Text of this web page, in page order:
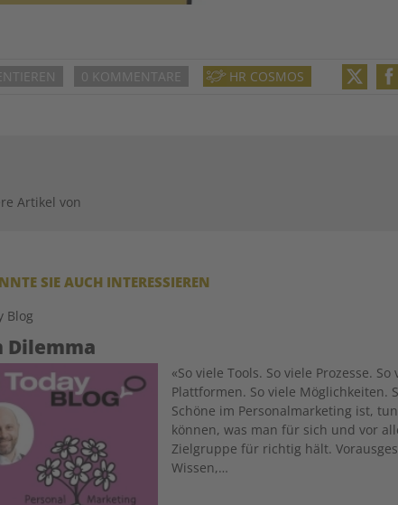
0 KOMMENTARE HR COSMOS
Artikel von
SIE AUCH INTERESSIEREN
Blog
Dilemma
«So viele Tools. So viele Prozesse.
Plattformen. So viele Möglichkeiten.
Schöne im Personalmarketing ist,
können, was man für sich und vor
Zielgruppe für richtig hält.
Wissen,…